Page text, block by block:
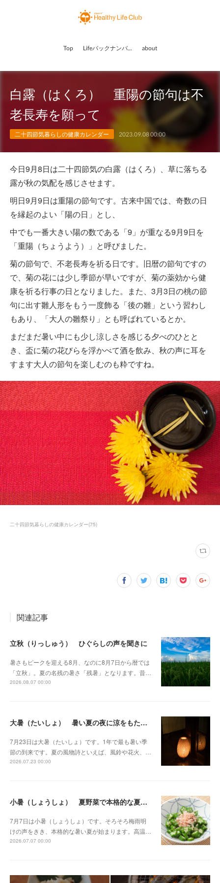
Top Lifeバックナンバー about
白露（はくろ） 重陽の節句は不
老長寿を願って
二十四節気暮らしの健康カレンダー 2023.09.08 00:00
今日9月8日は二十四節気の白露（はくろ）、草に落ちる
露が秋の気配を感じさせます。
明日9月9日は重陽の節句です。古来中国では、奇数の日
を縁起のよい「陽の日」とし、
中でも一番大きい陽の数である「9」が重なる9月9日を
「重陽（ちょうよう）」と呼びました。
菊の節句で、不老長寿を祈る日です。旧暦の節句ですの
で、菊の花には少し季節が早いですが、菊の薬効から健
康を祈る行事の日となりました。また、3月3日の桃の節
句に出す雛人形をもう一度飾る「後の雛」という習わし
もあり、「大人の雛祭り」とも呼ばれているとか。
まだまだ暑い中にも少し涼しさを感じる夕べのひとと
き、盃に菊の花びらを浮かべて酒を飲み、秋の声に耳を
すます大人の節句を楽しむのも粋ですね。
二十四節気暮らしの健康カレンダー(75)
関連記事
立秋（りっしゅう） ひぐらしの声を聞きに
暑さもピークを迎える8月、なのに8月7日から暦では
「立秋」。夏の名残の暑さ「残暑」となります。昔…
2026.08.07 00:00
大暑（たいしょ） 暑い夏の夜に涼をもたらす灯り
7月23日は大暑（たいしょ）です。1年で最も暑い季
節の到来です。夏の風物詩といえば、風鈴や花火、…
2026.07.23 00:00
小暑（しょうしょ） 夏野菜で本格的な夏のはじまりに備える
7月7日は小暑（しょうしょ）です。そろそろ梅雨明
けの声をきき、本格的な暑い夏が始まります。高温…
2026.07.07 00:00